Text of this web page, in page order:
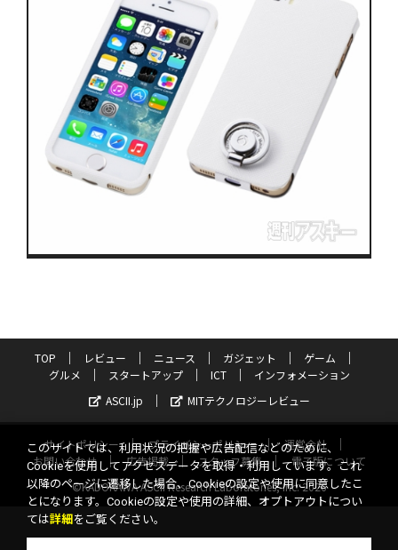
TOP レビュー ニュース ガジェット
ゲーム
グルメ
スタートアップ ICT
インフォメーション
ASCII.jp
MITテクノロジーレビュー
サイトポリシー プライバシーポリシー
運営会社
お問い合わせ
広告掲載 スタッフ募集
電子版について
©KADOKAWA ASCII Research Laboratories, Inc. 2026
このサイトでは、利用状況の把握や広告配信などのために、
Cookieを使用してアクセスデータを取得・利用しています。これ
以降のページに遷移した場合、Cookieの設定や使用に同意したこ
とになります。Cookieの設定や使用の詳細、オプトアウトについ
ては詳細 をご覧ください。